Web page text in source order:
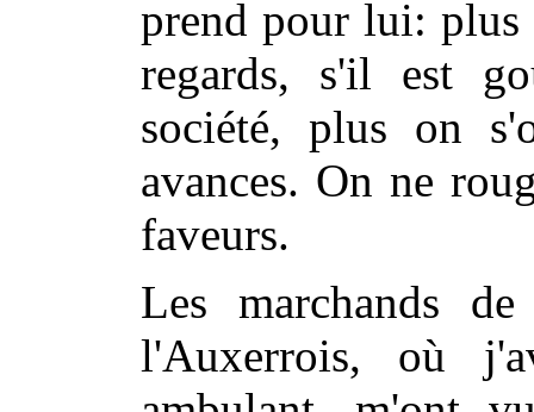
prend pour lui: plus
regards, s'il est
société, plus on
avances. On ne
faveurs.
Les marchands
l'Auxerrois, où